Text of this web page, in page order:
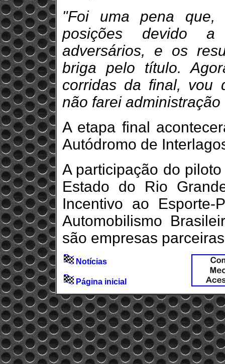
"Foi uma pena que,
posições devido a
adversários, e os
briga pelo título.
corridas da final, vou
não farei
A etapa final
Autódromo de
A participação do
Estado do Rio
Incentivo ao Esporte-
Automobilismo
são empresas
Notícias
Página inicial